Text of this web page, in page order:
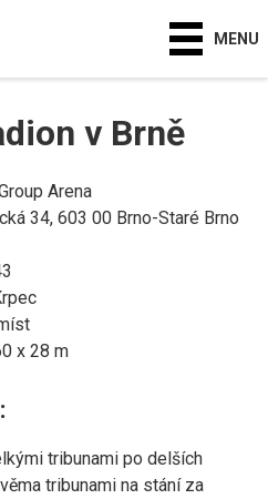
MENU
v Brně
Arena
34, 603 00 Brno-Staré Brno
x 28 m
tribunami po delších
tribunami na stání za